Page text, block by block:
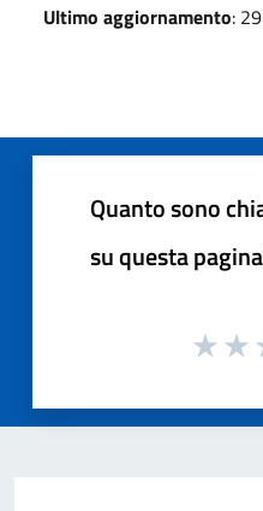
Ultimo aggiornamento:
Quanto sono
su questa